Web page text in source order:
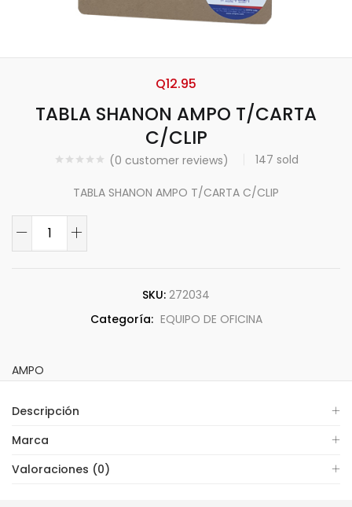
TABLA SHANON AMPO T/CARTA
C/CLIP
(0 customer reviews) 147 sold
Q12.95
TABLA SHANON AMPO T/CARTA C/CLIP
SKU: 272034
Categoría: EQUIPO DE OFICINA
AMPO
Descripción
Marca
Valoraciones (0)